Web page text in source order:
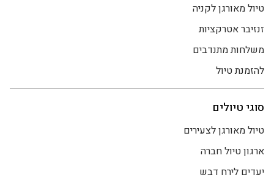
טיול מאורגן לקניה
זנזיבר אטרקציות
משלחות מתנדבים
להזמנת טיול
סוגי טיולים
טיול מאורגן לצעירים
ארגון טיול חברה
יעדים לירח דבש